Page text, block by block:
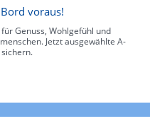
voraus!
Genuss, Wohlgefühl und
Jetzt ausgewählte A-